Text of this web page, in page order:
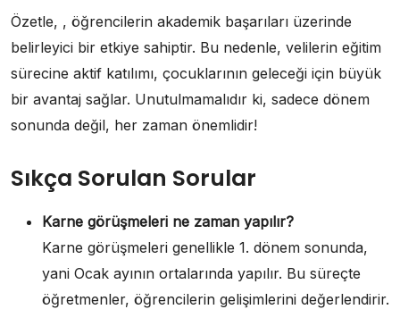
Özetle, , öğrencilerin akademik başarıları üzerinde
belirleyici bir etkiye sahiptir. Bu nedenle, velilerin eğitim
sürecine aktif katılımı, çocuklarının geleceği için büyük
bir avantaj sağlar. Unutulmamalıdır ki, sadece dönem
sonunda değil, her zaman önemlidir!
Sıkça Sorulan Sorular
Karne görüşmeleri ne zaman yapılır?
Karne görüşmeleri genellikle 1. dönem sonunda,
yani Ocak ayının ortalarında yapılır. Bu süreçte
öğretmenler, öğrencilerin gelişimlerini değerlendirir.